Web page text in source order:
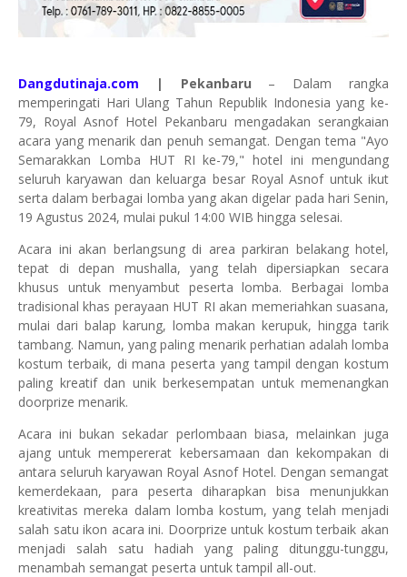
Dangdutinaja.com | Pekanbaru – Dalam rangka
memperingati Hari Ulang Tahun Republik Indonesia yang ke-
79, Royal Asnof Hotel Pekanbaru mengadakan serangkaian
acara yang menarik dan penuh semangat. Dengan tema "Ayo
Semarakkan Lomba HUT RI ke-79," hotel ini mengundang
seluruh karyawan dan keluarga besar Royal Asnof untuk ikut
serta dalam berbagai lomba yang akan digelar pada hari Senin,
19 Agustus 2024, mulai pukul 14:00 WIB hingga selesai.
Acara ini akan berlangsung di area parkiran belakang hotel,
tepat di depan mushalla, yang telah dipersiapkan secara
khusus untuk menyambut peserta lomba. Berbagai lomba
tradisional khas perayaan HUT RI akan memeriahkan suasana,
mulai dari balap karung, lomba makan kerupuk, hingga tarik
tambang. Namun, yang paling menarik perhatian adalah lomba
kostum terbaik, di mana peserta yang tampil dengan kostum
paling kreatif dan unik berkesempatan untuk memenangkan
doorprize menarik.
Acara ini bukan sekadar perlombaan biasa, melainkan juga
ajang untuk mempererat kebersamaan dan kekompakan di
antara seluruh karyawan Royal Asnof Hotel. Dengan semangat
kemerdekaan, para peserta diharapkan bisa menunjukkan
kreativitas mereka dalam lomba kostum, yang telah menjadi
salah satu ikon acara ini. Doorprize untuk kostum terbaik akan
menjadi salah satu hadiah yang paling ditunggu-tunggu,
menambah semangat peserta untuk tampil all-out.